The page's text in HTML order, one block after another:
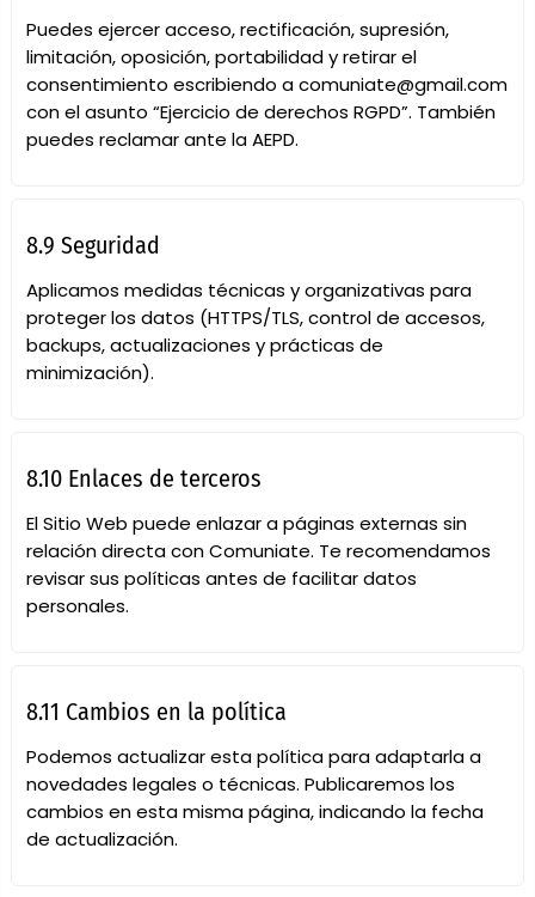
Puedes ejercer acceso, rectificación, supresión,
limitación, oposición, portabilidad y retirar el
consentimiento escribiendo acomuniate@gmail.com
con el asunto “Ejercicio de derechos RGPD”. También
puedes reclamar ante laAEPD.
8.9 Seguridad
Aplicamos medidas técnicas y organizativas para
proteger los datos (HTTPS/TLS, control de accesos,
backups, actualizaciones y prácticas de
minimización).
8.10 Enlaces de terceros
El Sitio Web puede enlazar a páginas externas sin
relación directa con Comuniate. Te recomendamos
revisar sus políticas antes de facilitar datos
personales.
8.11 Cambios en la política
Podemos actualizar esta política para adaptarla a
novedades legales o técnicas. Publicaremos los
cambios en esta misma página, indicando la fecha
de actualización.